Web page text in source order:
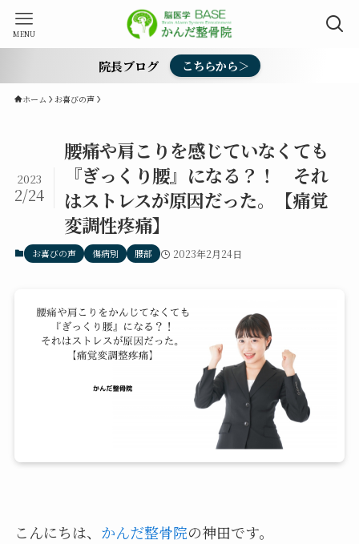
MENU
院長ブログ こちらから＞
ホーム お喜びの声
腰痛や肩こりを感じていなくても
『ぎっくり腰』になる？！ それ
はストレスが原因だった。【痛覚
変調性疼痛】
2023
2/24
お喜びの声 傷病別 腰部 2023年2月24日
こんにちは、 かんだ整骨院の神田です。